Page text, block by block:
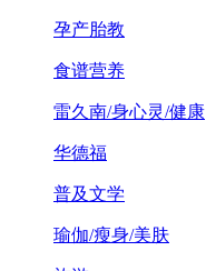
孕产胎教
食谱营养
雷久南/身心灵/健康
华德福
普及文学
瑜伽/瘦身/美肤